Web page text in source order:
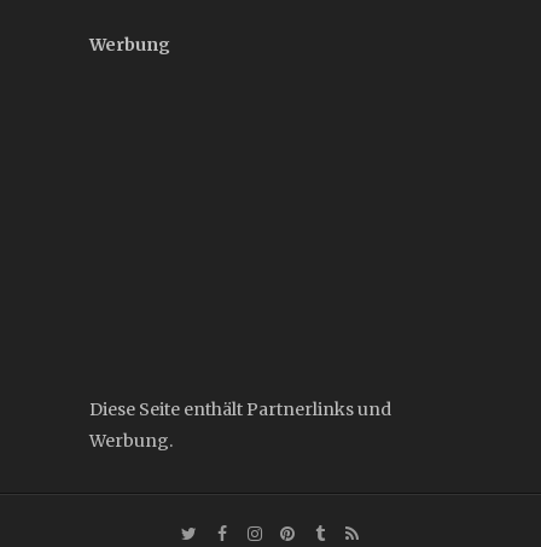
Werbung
Diese Seite enthält Partnerlinks und
Werbung.